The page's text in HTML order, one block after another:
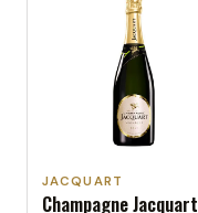
JACQUART
Champagne Jacquart